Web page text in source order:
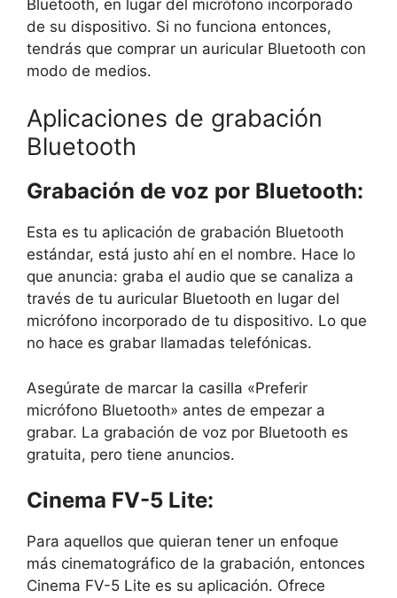
Bluetooth, en lugar del micrófono incorporado
de su dispositivo. Si no funciona entonces,
tendrás que comprar un auricular Bluetooth con
modo de medios.
Aplicaciones de grabación
Bluetooth
Grabación de voz por Bluetooth:
Esta es tu aplicación de grabación Bluetooth
estándar, está justo ahí en el nombre. Hace lo
que anuncia: graba el audio que se canaliza a
través de tu auricular Bluetooth en lugar del
micrófono incorporado de tu dispositivo. Lo que
no hace es grabar llamadas telefónicas.
Asegúrate de marcar la casilla «Preferir
micrófono Bluetooth» antes de empezar a
grabar. La grabación de voz por Bluetooth es
gratuita, pero tiene anuncios.
Cinema FV-5 Lite:
Para aquellos que quieran tener un enfoque
más cinematográfico de la grabación, entonces
Cinema FV-5 Lite es su aplicación. Ofrece